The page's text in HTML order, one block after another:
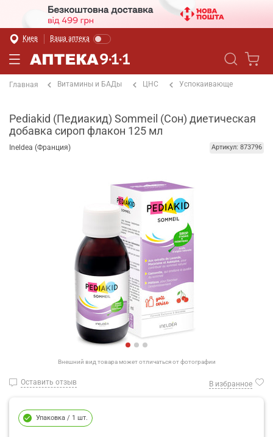
Киев Ваша аптека
Главная Витамины и БАДы ЦНС Успокаивающе
Pediakid (Педиакид) Sommeil (Сон) диетическая
добавка сироп флакон 125 мл
Ineldea (Франция) Артикул: 873796
Внешний вид товара может отличаться от фотографии
Оставить отзыв В избранное
Упаковка / 1 шт.